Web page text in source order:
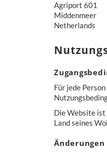
Agriport 601
Middenmeer
Netherlands
Für jede
Die Website
Land seines